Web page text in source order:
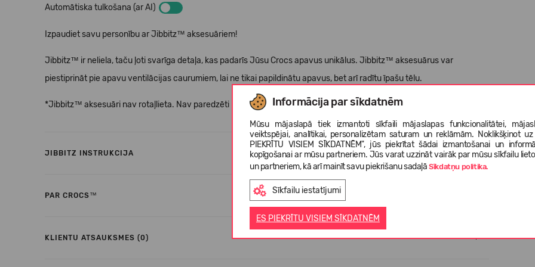
Informācija par sīkdatnēm
Mūsu mājaslapā tiek izmantoti sīkfaili mājaslapas funkcionalitātei,
veiktspējai, analītikai, personalizētam saturam un reklāmām. Noklikšķinot
PIEKRĪTU VISIEM SĪKDATNĒM", jūs piekrītat šādai izmantošanai un
kopīgošanai ar mūsu partneriem. Jūs varat uzzināt vairāk par mūsu sīkfailu
un partneriem, kā arī mainīt savu piekrišanu sadaļāSīkdatņu politika.
Sīkfailu iestatījumi
ES PIEKRĪTU VISIEM SĪKDATNĒM
Automātiska tulkošana (ar AI)
Izpaudiet savu personību ar Jibbitz™ aksesuāriem!
Jibbitz™ ir neliela, taču ļoti svarīga detaļa, kas padarīs Jūsu Crocs apavus unikālus. Jibbitz™ aksesuārus var
piestiprināt pie apavu ventilācijas caurumiem, lai ne tikai papildinātu apavus, bet arī radītu īpašu tēlu.
*Jibbitz™ aksesuāri nav rotaļlieta. Nav paredzēti bērniem līdz 3 gadu vecumam.
JIBBITZ INSTRUKCIJA
PAR CROCS™
KLIENTU ATSAUKSMES (0)